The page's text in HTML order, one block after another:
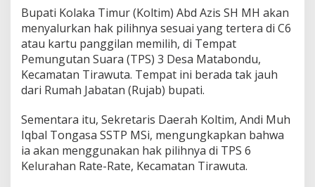
n
d
u
,
S
e
k
d
M
e
m
i
l
Bupati Kolaka Timur (Koltim) Abd Azis SH MH akan
menyalurkan hak pilihnya sesuai yang tertera di C6
atau kartu panggilan memilih, di Tempat
Pemungutan Suara (TPS) 3 Desa Matabondu,
Kecamatan Tirawuta. Tempat ini berada tak jauh
dari Rumah Jabatan (Rujab) bupati.
Sementara itu, Sekretaris Daerah Koltim, Andi Muh
Iqbal Tongasa SSTP MSi, mengungkapkan bahwa
ia akan menggunakan hak pilihnya di TPS 6
Kelurahan Rate-Rate, Kecamatan Tirawuta.